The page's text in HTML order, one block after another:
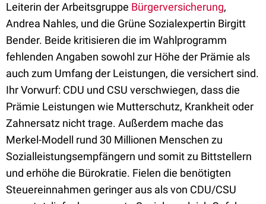
Leiterin der Arbeitsgruppe Bürgerversicherung,
Andrea Nahles, und die Grüne Sozialexpertin Birgitt
Bender. Beide kritisieren die im Wahlprogramm
fehlenden Angaben sowohl zur Höhe der Prämie als
auch zum Umfang der Leistungen, die versichert sind.
Ihr Vorwurf: CDU und CSU verschwiegen, dass die
Prämie Leistungen wie Mutterschutz, Krankheit oder
Zahnersatz nicht trage. Außerdem mache das
Merkel-Modell rund 30 Millionen Menschen zu
Sozialleistungsempfängern und somit zu Bittstellern
und erhöhe die Bürokratie. Fielen die benötigten
Steuereinnahmen geringer aus als von CDU/CSU